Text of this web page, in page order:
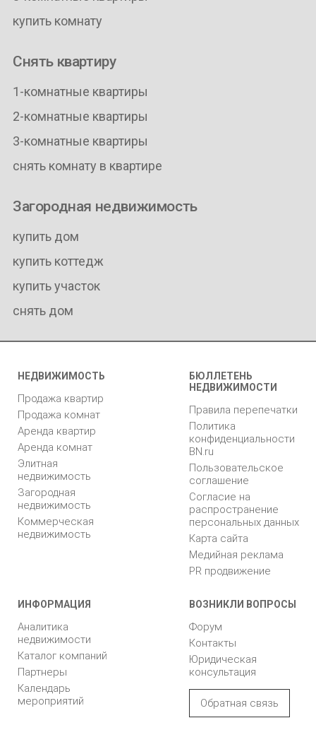
купить комнату
Снять квартиру
1-комнатные квартиры
2-комнатные квартиры
3-комнатные квартиры
снять комнату в квартире
Загородная недвижимость
купить дом
купить коттедж
купить участок
снять дом
НЕДВИЖИМОСТЬ
Продажа квартир
Продажа комнат
Аренда квартир
Аренда комнат
Элитная
недвижимость
Загородная
недвижимость
Коммерческая
недвижимость
БЮЛЛЕТЕНЬ
НЕДВИЖИМОСТИ
Правила перепечатки
Политика
конфиденциальности
BN.ru
Пользовательское
соглашение
Согласие на
распространение
персональных данных
Карта сайта
Медийная реклама
PR продвижение
ИНФОРМАЦИЯ
Аналитика
недвижимости
Каталог компаний
Партнеры
Календарь
мероприятий
ВОЗНИКЛИ ВОПРОСЫ
Форум
Контакты
Юридическая
консультация
Обратная связь